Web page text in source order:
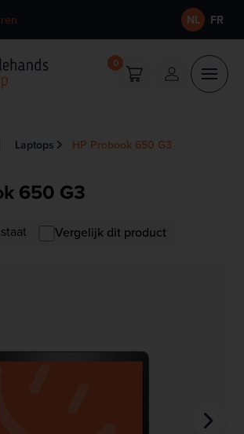
NL FR
0
Laptops HP Probook 650 G3
650 G3
Vergelijk dit product